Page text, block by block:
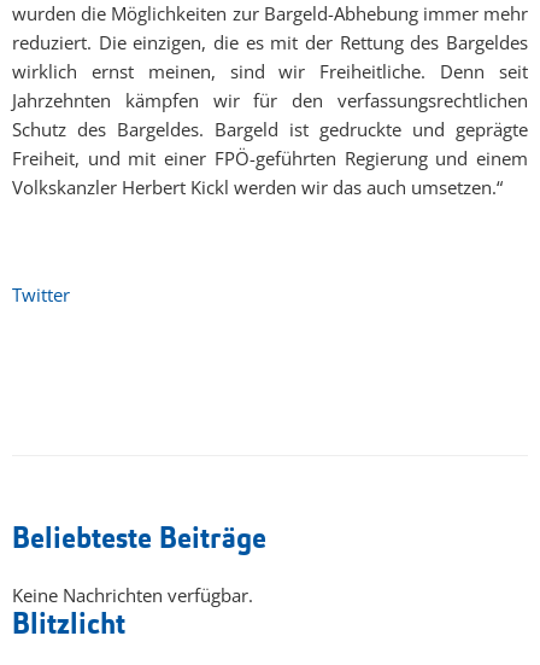
wurden die Möglichkeiten zur Bargeld-Abhebung immer mehr
reduziert. Die einzigen, die es mit der Rettung des Bargeldes
wirklich ernst meinen, sind wir Freiheitliche. Denn seit
Jahrzehnten kämpfen wir für den verfassungsrechtlichen
Schutz des Bargeldes. Bargeld ist gedruckte und geprägte
Freiheit, und mit einer FPÖ-geführten Regierung und einem
Volkskanzler Herbert Kickl werden wir das auch umsetzen.“
Twitter
Beliebteste Beiträge
Keine Nachrichten verfügbar.
Blitzlicht